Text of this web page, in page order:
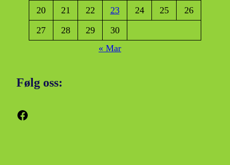
20
21 22 23 24 25
26
27
28 29
30
« Mar
Følg oss:
Facebook